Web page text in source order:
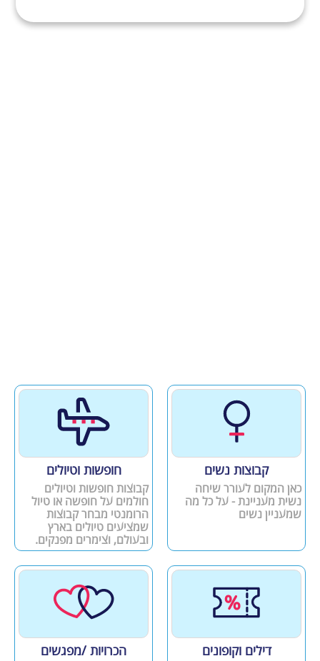
קבוצות נשים
כאן המקום לעורר שיחה
נשית מעניינת - על כל מה
שמעניין נשים
חופשות וטיולים
קבוצות חופשות וטיולים
חולמים על חופשה או טיול
הרומנטי מבחר קבוצות
שמציעים טיולים בארץ
ובעולם, וצימרים מפנקים.
דילים וקופונים הכרויות /מפגשים